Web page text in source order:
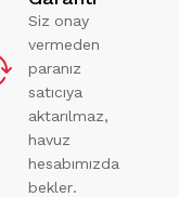
Siz onay
vermeden
paranız
satıcıya
aktarılmaz,
havuz
hesabımızda
bekler.